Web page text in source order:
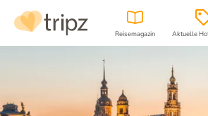
Reisemagazin Aktuelle